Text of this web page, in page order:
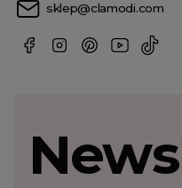
sklep@clamodi.com